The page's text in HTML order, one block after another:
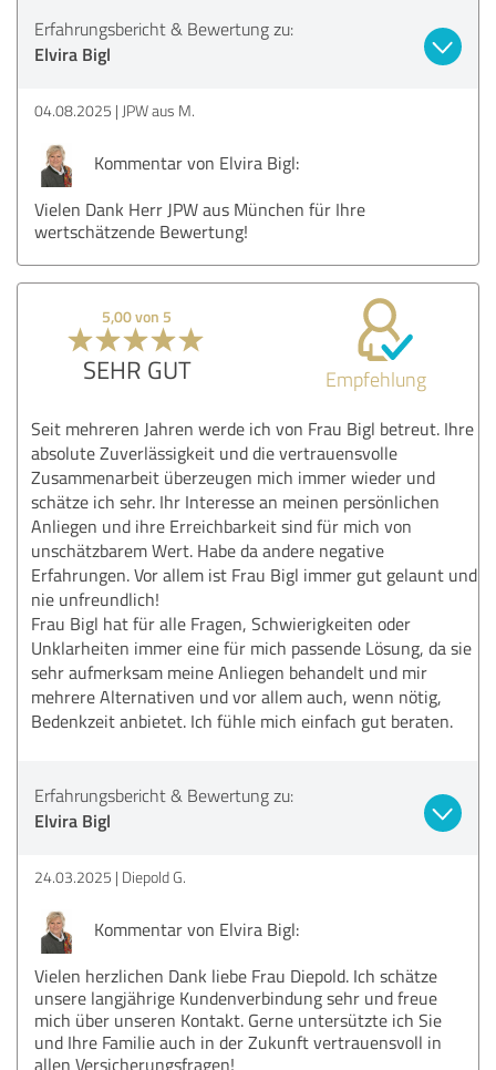
Erfahrungsbericht & Bewertung zu:
Elvira Bigl
04.08.2025 JPW aus M.
Kommentar von Elvira Bigl:
Vielen Dank Herr JPW aus München für Ihre
wertschätzende Bewertung!
5,00 von 5
SEHR GUT Empfehlung
Seit mehreren Jahren werde ich von Frau Bigl betreut. Ihre
absolute Zuverlässigkeit und die vertrauensvolle
Zusammenarbeit überzeugen mich immer wieder und
schätze ich sehr. Ihr Interesse an meinen persönlichen
Anliegen und ihre Erreichbarkeit sind für mich von
unschätzbarem Wert. Habe da andere negative
Erfahrungen. Vor allem ist Frau Bigl immer gut gelaunt und
nie unfreundlich!
Frau Bigl hat für alle Fragen, Schwierigkeiten oder
Unklarheiten immer eine für mich passende Lösung, da sie
sehr aufmerksam meine Anliegen behandelt und mir
mehrere Alternativen und vor allem auch, wenn nötig,
Bedenkzeit anbietet. Ich fühle mich einfach gut beraten.
Erfahrungsbericht & Bewertung zu:
Elvira Bigl
24.03.2025 Diepold G.
Kommentar von Elvira Bigl:
Vielen herzlichen Dank liebe Frau Diepold. Ich schätze
unsere langjährige Kundenverbindung sehr und freue
mich über unseren Kontakt. Gerne untersützte ich Sie
und Ihre Familie auch in der Zukunft vertrauensvoll in
allen Versicherungsfragen!